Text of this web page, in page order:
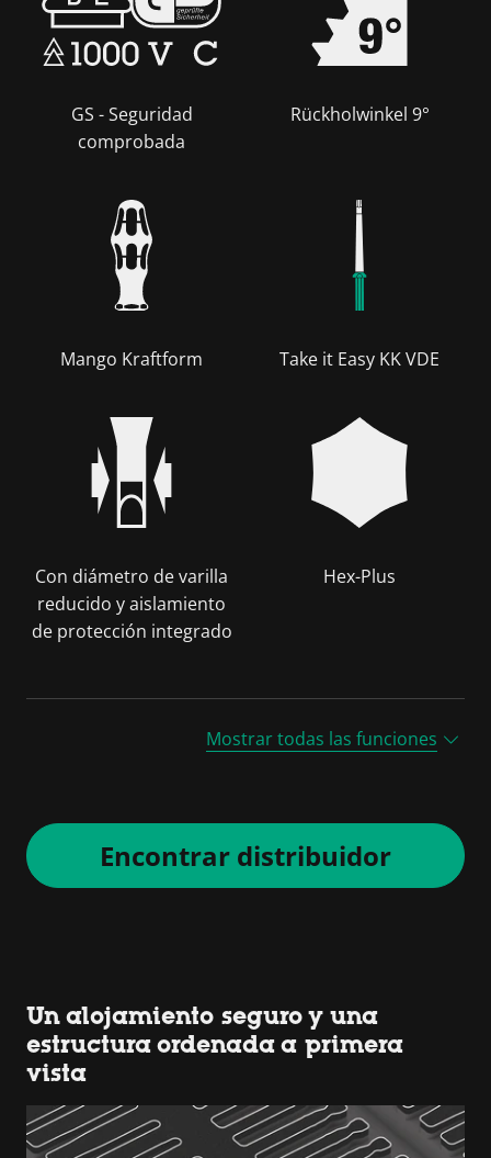
GS - Seguridad
comprobada
Rückholwinkel 9°
Mango Kraftform Take it Easy KK VDE
Con diámetro de varilla
reducido y aislamiento
de protección integrado
Hex-Plus
Mostrar todas las funciones
Encontrar distribuidor
Un alojamiento seguro y una
estructura ordenada a primera
vista